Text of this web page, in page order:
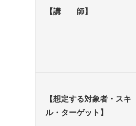
【講 師】
【想定する対象者・スキ
ル・ターゲット】